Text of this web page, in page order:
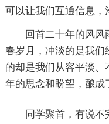
可以让我们互通信息，
回首二十年的风
春岁月，冲淡的是我们
的却是我们从容平淡
年的思念和盼望，酿成
同学聚首，有说不